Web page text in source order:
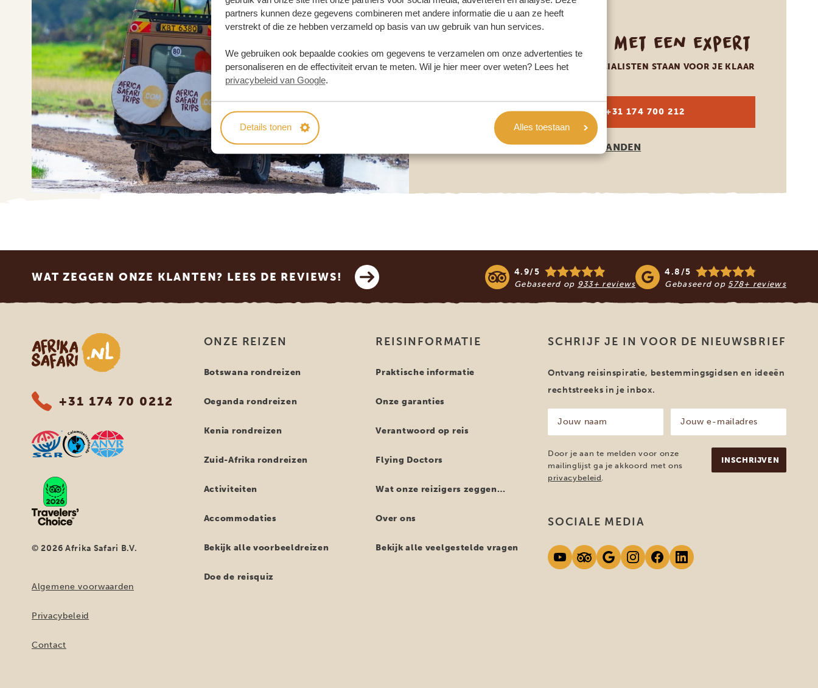
partners kunnen deze gegevens combineren met andere informatie die u aan ze heeft
verstrekt of die ze hebben verzameld op basis van uw gebruik van hun services.
We gebruiken ook bepaalde cookies om gegevens te verzamelen om onze advertenties te
personaliseren en de effectiviteit ervan te meten. Wil je hier meer over weten? Lees het
privacybeleid van Google.
Details tonen Alles toestaan
Praat met een expert
ONZE SPECIALISTEN STAAN VOOR JE KLAAR
NL: +31 174 700 212
ANDERE LANDEN
WAT ZEGGEN ONZE KLANTEN? LEES DE REVIEWS! 4.9/5
Gebaseerd op 933+ reviews
4.8/5
Gebaseerd op 578+ reviews
Afrika safari
+31 174 70 0212
© 2026 Afrika Safari B.V.
Algemene voorwaarden
Privacybeleid
Contact
ONZE REIZEN
Botswana rondreizen
Oeganda rondreizen
Kenia rondreizen
Zuid-Afrika rondreizen
Activiteiten
Accommodaties
Bekijk alle voorbeeldreizen
Doe de reisquiz
REISINFORMATIE
Praktische informatie
Onze garanties
Verantwoord op reis
Flying Doctors
Wat onze reizigers zeggen…
Over ons
Bekijk alle veelgestelde vragen
SCHRIJF JE IN VOOR DE NIEUWSBRIEF
Ontvang reisinspiratie, bestemmingsgidsen en ideeën
rechtstreeks in je inbox.
naam
(Vereist)
mailadres
(Vereist)
Door je aan te melden voor onze
mailinglijst ga je akkoord met ons
privacybeleid.
SOCIALE MEDIA